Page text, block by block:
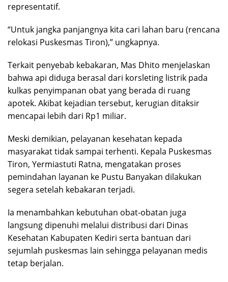
representatif.
“Untuk jangka panjangnya kita cari lahan baru (rencana
relokasi Puskesmas Tiron),” ungkapnya.
Terkait penyebab kebakaran, Mas Dhito menjelaskan
bahwa api diduga berasal dari korsleting listrik pada
kulkas penyimpanan obat yang berada di ruang
apotek. Akibat kejadian tersebut, kerugian ditaksir
mencapai lebih dari Rp1 miliar.
Meski demikian, pelayanan kesehatan kepada
masyarakat tidak sampai terhenti. Kepala Puskesmas
Tiron, Yermiastuti Ratna, mengatakan proses
pemindahan layanan ke Pustu Banyakan dilakukan
segera setelah kebakaran terjadi.
Ia menambahkan kebutuhan obat-obatan juga
langsung dipenuhi melalui distribusi dari Dinas
Kesehatan Kabupaten Kediri serta bantuan dari
sejumlah puskesmas lain sehingga pelayanan medis
tetap berjalan.